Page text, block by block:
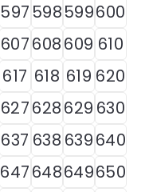
597598599600
607608609 610
617 618 619 620
627628629 630
637 638 639640
647648649650